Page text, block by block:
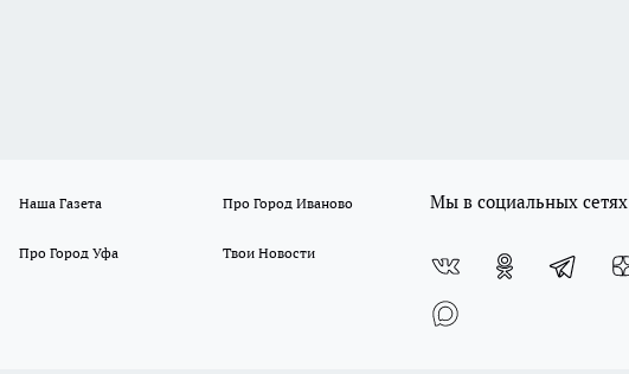
Наша Газета Про Город Иваново
Про Город Уфа Твои Новости
Мы в социальных сетях